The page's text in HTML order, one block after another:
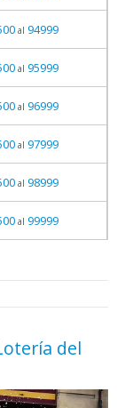
al 94999
al 95999
al 96999
al 97999
al 98999
al 99999
del